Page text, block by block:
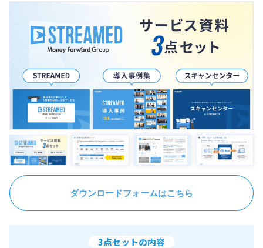
ダウンロードフォームはこちら
3点セットの内容